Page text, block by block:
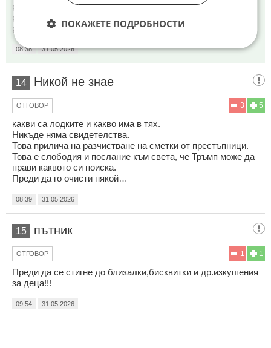
разбра ли бе - по данни от разузнаването. На амерското
разузнаване доказателства не му трябват - то е най-
разузнавателното в света.
08:38 31.05.2026
14 Никой не знае
5
3
ОТГОВОР
какви са лодките и какво има в тях.
Никъде няма свидетелства.
Това прилича на разчистване на сметки от престъпници.
Това е слободия и послание към света, че Тръмп може да
прави каквото си поиска.
Преди да го очисти някой…
08:39 31.05.2026
15 пътник
1
1
ОТГОВОР
Преди да се стигне до близалки,бисквитки и др.изкушения
за деца!!!
09:54 31.05.2026
ПОКАЖЕТЕ ПОДРОБНОСТИ